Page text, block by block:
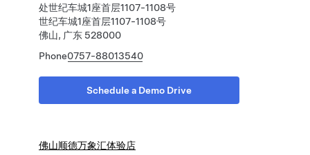
处世纪车城1座首层1107-1108号
世纪车城1座首层1107-1108号
佛山, 广东 528000
Phone0757-88013540
Schedule a Demo Drive
佛山顺德万象汇体验店